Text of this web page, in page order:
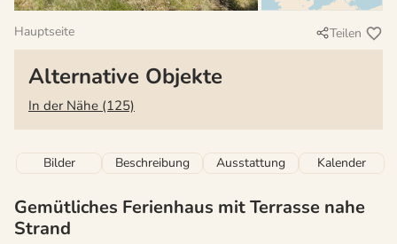
Hauptseite Teilen
Alternative Objekte
In der Nähe (125)
Bilder Beschreibung Ausstattung Kalender
Gemütliches Ferienhaus mit Terrasse nahe
Strand